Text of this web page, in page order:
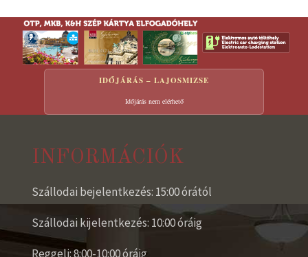
IDŐJÁRÁS – LAJOSMIZSE
Időjárás nem elérhető
INFORMÁCIÓK
Szállodai bejelentkezés: 15:00 órától
Szállodai kijelentkezés: 10:00 óráig
Reggeli: 8:00-10:00 óráig